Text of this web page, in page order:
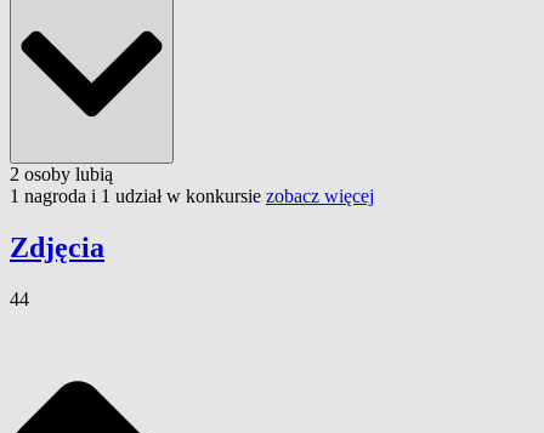
2 osoby lubią
1 nagroda i 1 udział w konkursie zobacz więcej
Zdjęcia
44